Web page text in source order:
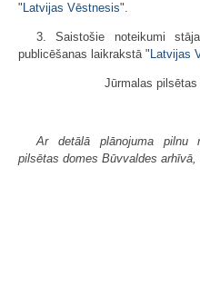
" Latvijas Vēstnesis".
3. Saistošie noteikumi
publicēšanas laikrakstā " Latvijas
Jūrmalas
Ar detālā plānojuma pilnu
pilsētas domes Būvvaldes